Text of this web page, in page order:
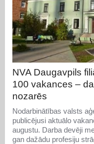
NVA Daugavpils
100 vakances –
nozarēs
Nodarbinātības valsts
publicējusi aktuālo
augustu. Darba devēji
gan dažādu profesiju